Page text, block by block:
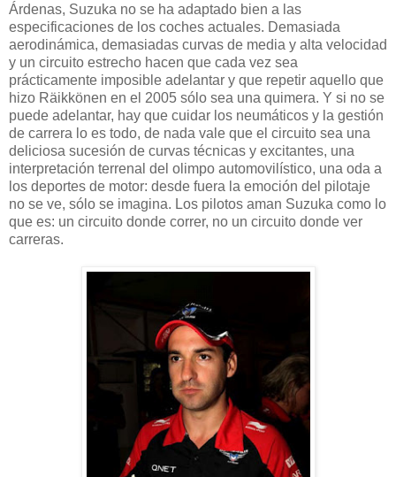
Árdenas, Suzuka no se ha adaptado bien a las
especificaciones de los coches actuales. Demasiada
aerodinámica, demasiadas curvas de media y alta velocidad
y un circuito estrecho hacen que cada vez sea
prácticamente imposible adelantar y que repetir aquello que
hizo Räikkönen en el 2005 sólo sea una quimera. Y si no se
puede adelantar, hay que cuidar los neumáticos y la gestión
de carrera lo es todo, de nada vale que el circuito sea una
deliciosa sucesión de curvas técnicas y excitantes, una
interpretación terrenal del olimpo automovilístico, una oda a
los deportes de motor: desde fuera la emoción del pilotaje
no se ve, sólo se imagina. Los pilotos aman Suzuka como lo
que es: un circuito donde correr, no un circuito donde ver
carreras.